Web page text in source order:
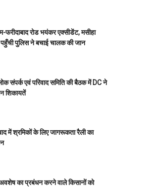
फरीदाबाद रोड भयंकर एक्सीडेंट, मसीहा
पुलिस ने बचाई चालक की जान
संपर्क एवं परिवाद समिति की बैठक में DC ने
शिकायतें
में श्रमिकों के लिए जागरूकता रैली का
का प्रबंधन करने वाले किसानों को